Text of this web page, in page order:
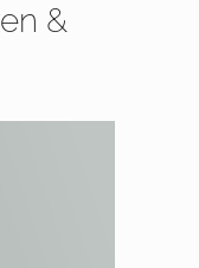
&